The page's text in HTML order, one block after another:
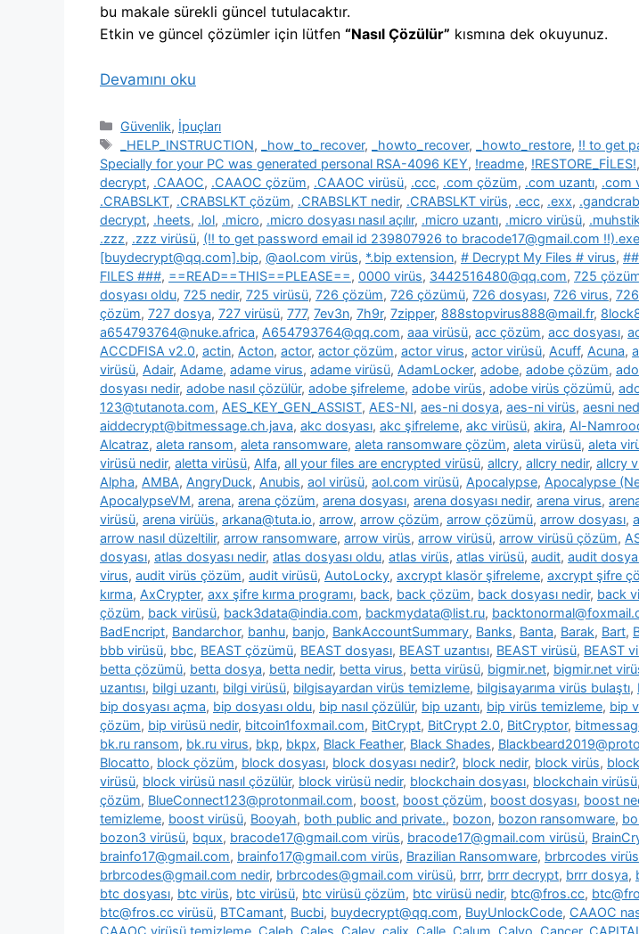
bu makale sürekli güncel tutulacaktır.
Etkin ve güncel çözümler için lütfen “Nasıl Çözülür” kısmına dek okuyunuz.
Devamını oku
Kategoriler
Güvenlik, İpuçları
Etiketler
_HELP_INSTRUCTION, _how_to_recover, _howto_recover, _howto_restore, !! to get
Specially for your PC was generated personal RSA-4096 KEY, !readme, !RESTORE_FİLES!,
decrypt, .CAAOC, .CAAOC çözüm, .CAAOC virüsü, .ccc, .com çözüm, .com uzantı, .com
.CRABSLKT, .CRABSLKT çözüm, .CRABSLKT nedir, .CRABSLKT virüs, .ecc, .exx, .gandcrab
decrypt, .heets, .lol, .micro, .micro dosyası nasıl açılır, .micro uzantı, .micro virüsü, .muhstik
.zzz, .zzz virüsü, (!! to get password email id 239807926 to bracode17@gmail.com !!).exe
[buydecrypt@qq.com].bip, @aol.com virüs, *.bip extension, # Decrypt My Files # virus,
FILES ###, ==READ==THIS==PLEASE==, 0000 virüs, 3442516480@qq.com, 725
dosyası oldu, 725 nedir, 725 virüsü, 726 çözüm, 726 çözümü, 726 dosyası, 726 virus,
çözüm, 727 dosya, 727 virüsü, 777, 7ev3n, 7h9r, 7zipper, 888stopvirus888@mail.fr,
a654793764@nuke.africa, A654793764@qq.com, aaa virüsü, acc çözüm, acc dosyası,
ACCDFISA v2.0, actin, Acton, actor, actor çözüm, actor virus, actor virüsü, Acuff, Acuna,
virüsü, Adair, Adame, adame virus, adame virüsü, AdamLocker, adobe, adobe çözüm,
dosyası nedir, adobe nasıl çözülür, adobe şifreleme, adobe virüs, adobe virüs çözümü,
123@tutanota.com, AES_KEY_GEN_ASSIST, AES-NI, aes-ni dosya, aes-ni virüs, aesni
aiddecrypt@bitmessage.ch.java, akc dosyası, akc şifreleme, akc virüsü, akira, Al-
Alcatraz, aleta ransom, aleta ransomware, aleta ransomware çözüm, aleta virüsü, aleta
virüsü nedir, aletta virüsü, Alfa, all your files are encrypted virüsü, allcry, allcry nedir, allcry
Alpha, AMBA, AngryDuck, Anubis, aol virüsü, aol.com virüsü, Apocalypse, Apocalypse
ApocalypseVM, arena, arena çözüm, arena dosyası, arena dosyası nedir, arena virus,
virüsü, arena virüüs, arkana@tuta.io, arrow, arrow çözüm, arrow çözümü, arrow dosyası,
arrow nasıl düzeltilir, arrow ransomware, arrow virüs, arrow virüsü, arrow virüsü çözüm,
dosyası, atlas dosyası nedir, atlas dosyası oldu, atlas virüs, atlas virüsü, audit, audit
virus, audit virüs çözüm, audit virüsü, AutoLocky, axcrypt klasör şifreleme, axcrypt şifre
kırma, AxCrypter, axx şifre kırma programı, back, back çözüm, back dosyası nedir, back
çözüm, back virüsü, back3data@india.com, backmydata@list.ru,
BadEncript, Bandarchor, banhu, banjo, BankAccountSummary, Banks, Banta, Barak, Bart,
bbb virüsü, bbc, BEAST çözümü, BEAST dosyası, BEAST uzantısı, BEAST virüsü, BEAST
betta çözümü, betta dosya, betta nedir, betta virus, betta virüsü, bigmir.net, bigmir.net
uzantısı, bilgi uzantı, bilgi virüsü, bilgisayardan virüs temizleme, bilgisayarıma virüs bulaştı,
bip dosyası açma, bip dosyası oldu, bip nasıl çözülür, bip uzantı, bip virüs temizleme, bip
çözüm, bip virüsü nedir, bitcoin1foxmail.com, BitCrypt, BitCrypt 2.0, BitCryptor,
bk.ru ransom, bk.ru virus, bkp, bkpx, Black Feather, Black Shades,
Blocatto, block çözüm, block dosyası, block dosyası nedir?, block nedir, block virüs,
virüsü, block virüsü nasıl çözülür, block virüsü nedir, blockchain dosyası, blockchain virüsü,
çözüm, BlueConnect123@protonmail.com, boost, boost çözüm, boost dosyası, boost
temizleme, boost virüsü, Booyah, both public and private., bozon, bozon ransomware,
bozon3 virüsü, bqux, bracode17@gmail.com virüs, bracode17@gmail.com virüsü,
brainfo17@gmail.com, brainfo17@gmail.com virüs, Brazilian Ransomware, brbrcodes
brbrcodes@gmail.com nedir, brbrcodes@gmail.com virüsü, brrr, brrr decrypt, brrr dosya,
btc dosyası, btc virüs, btc virüsü, btc virüsü çözüm, btc virüsü nedir, btc@fros.cc,
btc@fros.cc virüsü, BTCamant, Bucbi, buydecrypt@qq.com, BuyUnlockCode, CAAOC
CAAOC virüsü temizleme, Caleb, Cales, Caley, calix, Calle, Calum, Calvo, Cancer,